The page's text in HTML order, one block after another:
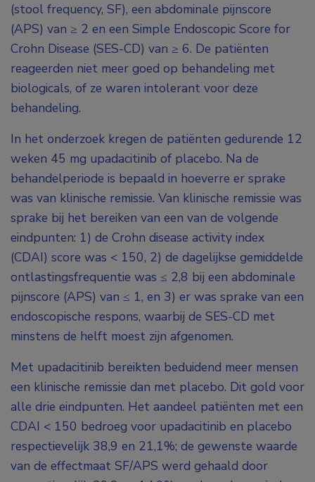
(stool frequency, SF), een abdominale pijnscore
(APS) van ≥ 2 en een Simple Endoscopic Score for
Crohn Disease (SES-CD) van ≥ 6. De patiënten
reageerden niet meer goed op behandeling met
biologicals, of ze waren intolerant voor deze
behandeling.
In het onderzoek kregen de patiënten gedurende 12
weken 45 mg upadacitinib of placebo. Na de
behandelperiode is bepaald in hoeverre er sprake
was van klinische remissie. Van klinische remissie was
sprake bij het bereiken van een van de volgende
eindpunten: 1) de Crohn disease activity index
(CDAI) score was < 150, 2) de dagelijkse gemiddelde
ontlastingsfrequentie was ≤ 2,8 bij een abdominale
pijnscore (APS) van ≤ 1, en 3) er was sprake van een
endoscopische respons, waarbij de SES-CD met
minstens de helft moest zijn afgenomen.
Met upadacitinib bereikten beduidend meer mensen
een klinische remissie dan met placebo. Dit gold voor
alle drie eindpunten. Het aandeel patiënten met een
CDAI < 150 bedroeg voor upadacitinib en placebo
respectievelijk 38,9 en 21,1%; de gewenste waarde
van de effectmaat SF/APS werd gehaald door